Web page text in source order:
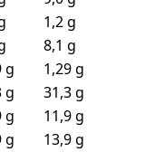
1,2 g
8,1 g
g
1,29 g
g
31,3 g
g
11,9 g
g
13,9 g